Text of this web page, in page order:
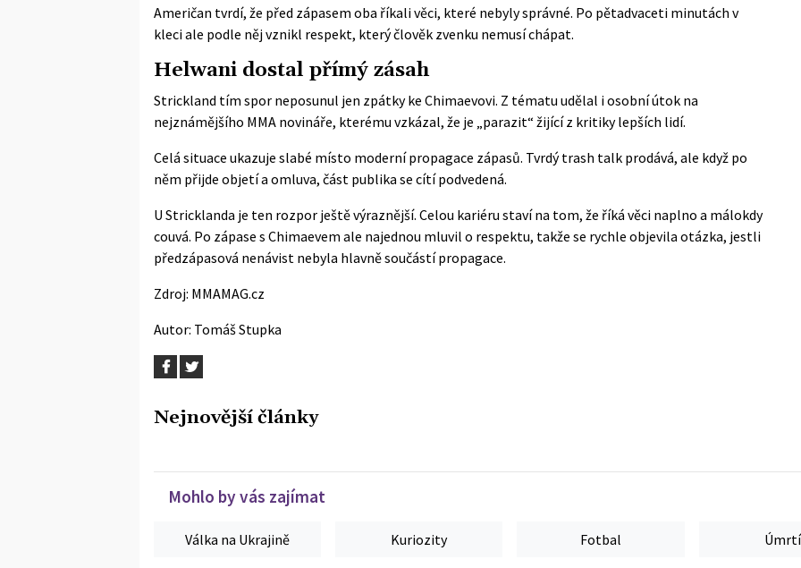
Američan tvrdí, že před zápasem oba říkali věci, které nebyly správné. Po pětadvaceti minutách v
kleci ale podle něj vznikl respekt, který člověk zvenku nemusí chápat.
Helwani dostal přímý zásah
Strickland tím spor neposunul jen zpátky ke Chimaevovi. Z tématu udělal i osobní útok na
nejznámějšího MMA novináře, kterému vzkázal, že je „parazit“ žijící z kritiky lepších lidí.
Celá situace ukazuje slabé místo moderní propagace zápasů. Tvrdý trash talk prodává, ale když po
něm přijde objetí a omluva, část publika se cítí podvedená.
U Stricklanda je ten rozpor ještě výraznější. Celou kariéru staví na tom, že říká věci naplno a málokdy
couvá. Po zápase s Chimaevem ale najednou mluvil o respektu, takže se rychle objevila otázka, jestli
předzápasová nenávist nebyla hlavně součástí propagace.
Zdroj: MMAMAG.cz
Autor: Tomáš Stupka
Nejnovější články
Mohlo by vás zajímat
Válka na Ukrajině Kuriozity Fotbal Úmrtí